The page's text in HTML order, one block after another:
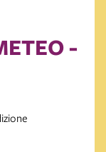
-